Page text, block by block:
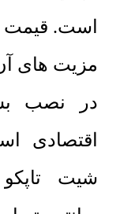
است. قیمت
مزیت های
در نصب
اقتصادی